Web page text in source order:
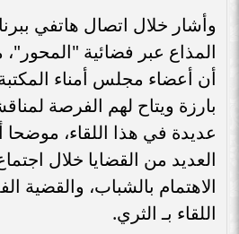
المذاع عبر فضائية "المحور"،
أن أعضاء مجلس أمناء
بارزة ويتاح لهم الفرصة
عديدة في هذا اللقاء، موضحا
العديد من القضايا خلال
الاهتمام بالشباب، والقضية
اللقاء بـ الثري.